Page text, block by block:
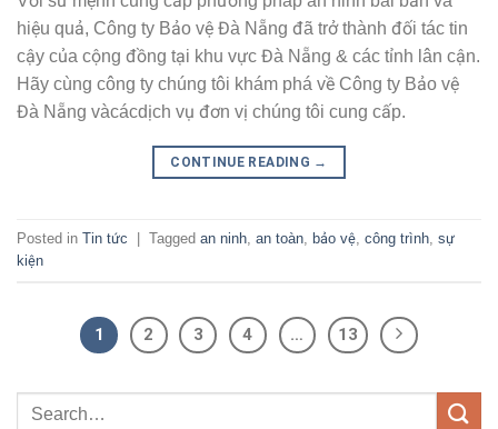
hiệu quả, Công ty Bảo vệ Đà Nẵng đã trở thành đối tác tin
cậy của cộng đồng tại khu vực Đà Nẵng & các tỉnh lân cận.
Hãy cùng công ty chúng tôi khám phá về Công ty Bảo vệ
Đà Nẵng vàcácdịch vụ đơn vị chúng tôi cung cấp.
CONTINUE READING →
Posted in Tin tức Tagged an ninh an toàn bảo vệ công trình sự
kiện
1 2 3 4 … 13